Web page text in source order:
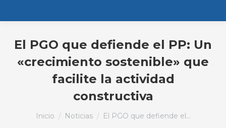
El PGO que defiende el PP: Un
«crecimiento sostenible» que
facilite la actividad
constructiva
Estás aquí:
Inicio Noticias El PGO que defiende el…